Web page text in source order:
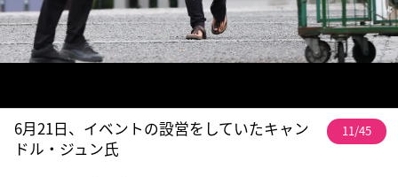
6月21日、イベントの設営をしていたキャン
ドル・ジュン氏
11/45